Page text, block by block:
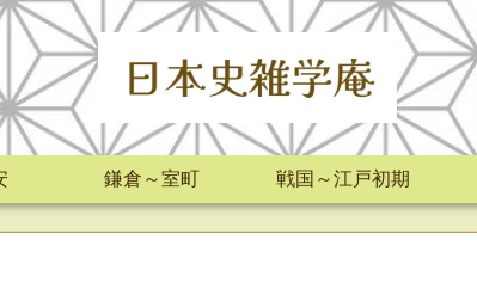
鎌倉～室町 戦国～江戸初期